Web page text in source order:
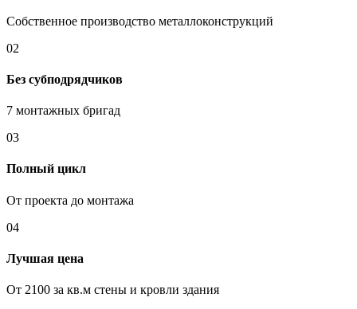
Собственное производство металлоконструкций
02
Без субподрядчиков
7 монтажных бригад
03
Полный цикл
От проекта до монтажа
04
Лучшая цена
От 2100 за кв.м стены и кровли здания